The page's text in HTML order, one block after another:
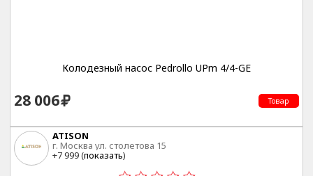
Колодезный насос Pedrollo UPm 4/4-GE
28 006 Товар
ATISON
г. Москва ул. столетова 15
+7 999 (показать)